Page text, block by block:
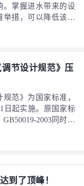
。掌握进水带来的设
举措，可以降低该类
题： 冷冻油出现乳
现转子抱死； 管路
运转；
节设计规范》压
范》为国家标准，
日起实施。原国家标
2003同时废
到了顶峰！